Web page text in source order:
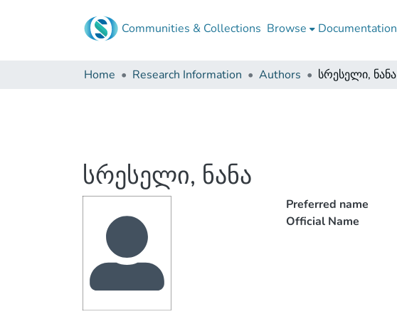
Communities & Collections Browse Documentation
Home Research Information Authors სრესელი, ნანა
სრესელი, ნანა
Preferred name
Official Name